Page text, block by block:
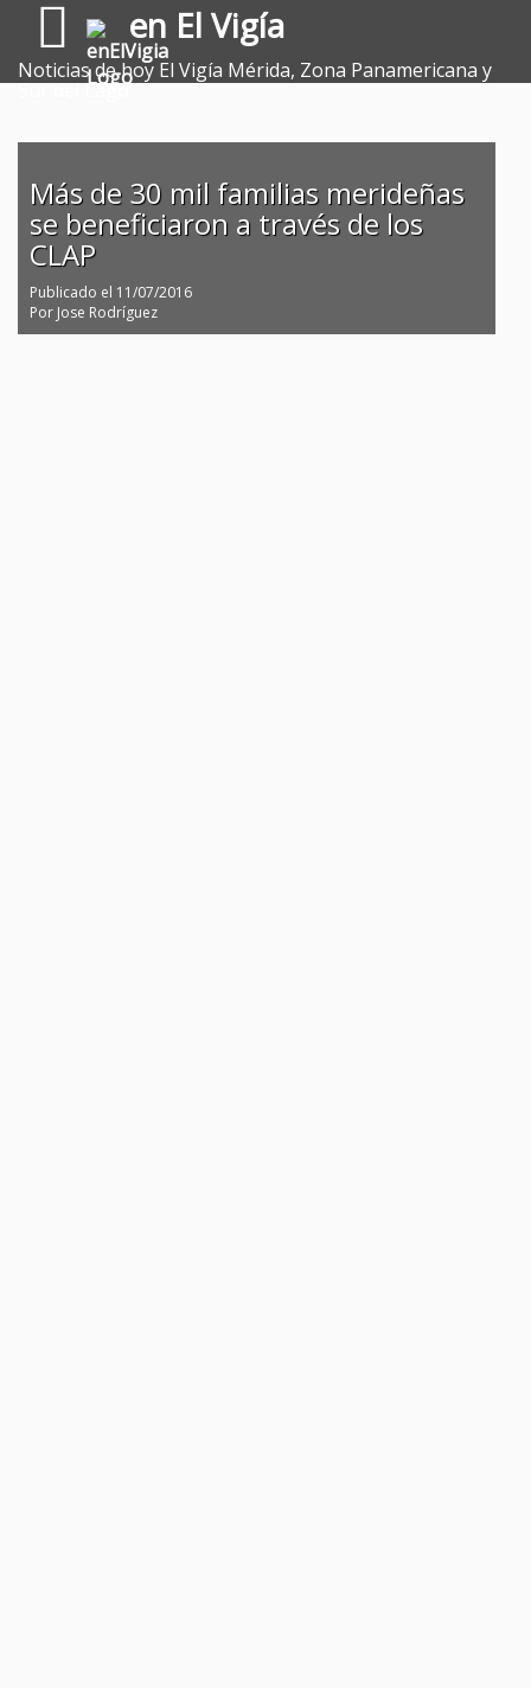
en El Vigía
Noticias de hoy El Vigía Mérida, Zona Panamericana y
Sur del Lago.
Más de 30 mil familias merideñas
se beneficiaron a través de los
CLAP
Publicado el 11/07/2016
Por Jose Rodríguez